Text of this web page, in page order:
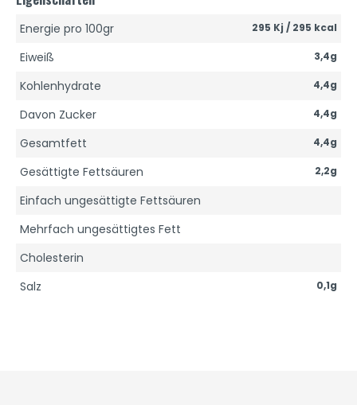
Energie pro 100gr 295 Kj / 295 kcal
Eiweiß 3,4g
Kohlenhydrate 4,4g
Davon Zucker 4,4g
Gesamtfett 4,4g
Gesättigte Fettsäuren 2,2g
Einfach ungesättigte Fettsäuren
Mehrfach ungesättigtes Fett
Cholesterin
Salz
0,1g